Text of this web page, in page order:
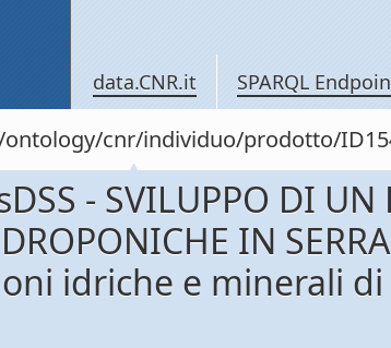
data.CNR.it SPARQL
cnr/individuo/prodotto/
- SVILUPPO DI UN
IN
idriche e minerali